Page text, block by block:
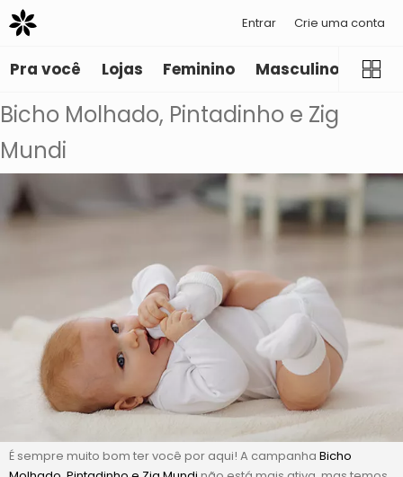
Entrar Crie uma conta
Pra você Lojas Feminino Masculino
Bicho Molhado, Pintadinho e Zig
Mundi
É sempre muito bom ter você por aqui! A campanha Bicho